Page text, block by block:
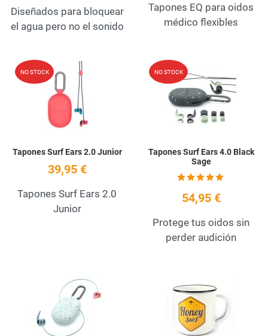
Diseñados para bloquear
el agua pero no el sonido
Tapones EQ para oidos
médico flexibles
NO STOCK Add to Wishlist
Quick View
Tapones Surf Ears 2.0 Junior
39,95 €
Tapones Surf Ears 2.0
Junior
NO STOCK
Tapones Surf Ears 4.0 Black
Sage
54,95 €
Protege tus oidos sin
perder audición